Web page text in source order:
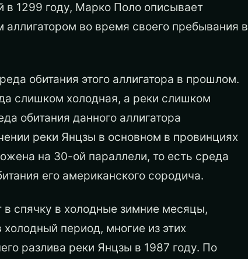
в 1299 году, Марко Поло описывает
аллигатором во время своего пребывания в
обитания этого аллигатора в прошлом.
слишком холодная, а реки слишком
обитания данного аллигатора
реки Янцзы в основном в провинциях
на 30-ой параллели, то есть среда
его американского сородича.
в спячку в холодные зимние месяцы,
период, многие из этих
разлива реки Янцзы в 1987 году. По